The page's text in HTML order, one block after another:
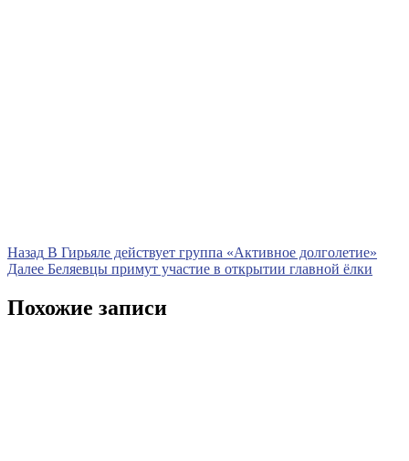
Навигация
по
записям
Назад Предыдущая
запись
В Гирьяле действует группа «Активное долголетие»
Далее Следующая
Беляевцы примут участие в открытии главной ёлки
Похожие записи